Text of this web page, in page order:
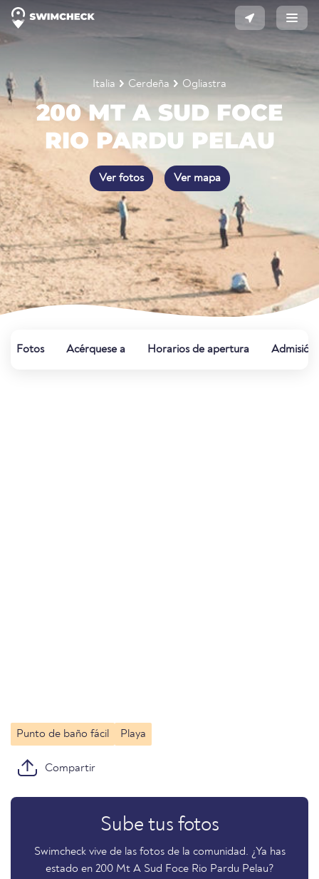
Italia Cerdeña Ogliastra
200 MT A SUD FOCE
RIO PARDU PELAU
Ver fotos Ver mapa
Fotos Acérquese a Horarios de apertura Admisión
Punto de baño fácil Playa
Compartir
Sube tus fotos
Swimcheck vive de las fotos de la comunidad. ¿Ya has
estado en 200 Mt A Sud Foce Rio Pardu Pelau?